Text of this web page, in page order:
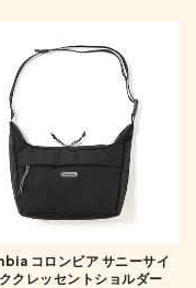
コロンビア サニーサイ
クレッセントショルダー